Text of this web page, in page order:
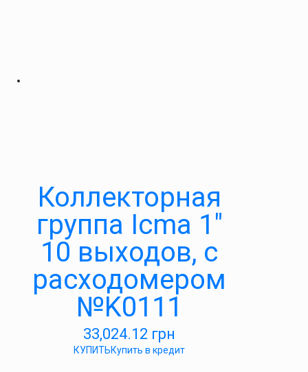
Коллекторная
группа Icma 1″
10 выходов, с
расходомером
№K0111
33,024.12 грн
КУПИТЬКупить в кредит